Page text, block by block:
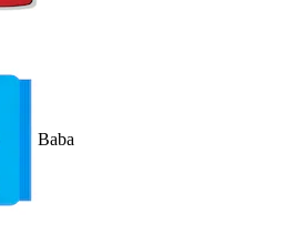
Baba